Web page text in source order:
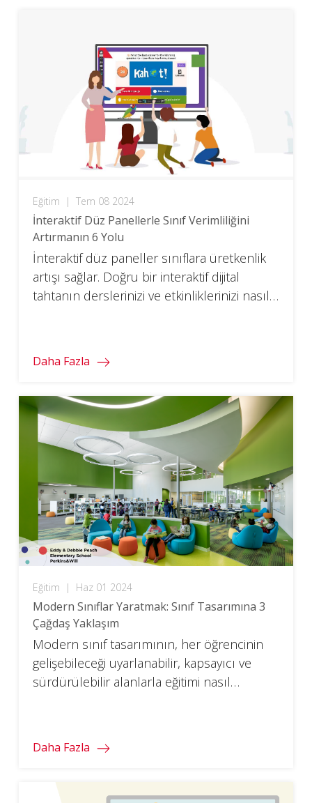
Eğitim | Tem 08 2024
İnteraktif Düz Panellerle Sınıf Verimliliğini
Artırmanın 6 Yolu
İnteraktif düz paneller sınıflara üretkenlik
artışı sağlar. Doğru bir interaktif dijital
tahtanın derslerinizi ve etkinliklerinizi nasıl
Daha Fazla
Eğitim | Haz 01 2024
Modern Sınıflar Yaratmak: Sınıf Tasarımına 3
Çağdaş Yaklaşım
Modern sınıf tasarımının, her öğrencinin
gelişebileceği uyarlanabilir, kapsayıcı ve
sürdürülebilir alanlarla eğitimi nasıl
Daha Fazla